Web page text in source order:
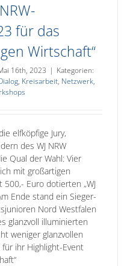
für das
Wirtschaft“
16th, 2023 | Kategorien:
, Kreisarbeit, Netzwerk,
elfköpfige Jury,
des WJ NRW
Qual der Wahl: Vier
mit großartigen
Euro dotierten „WJ
Ende stand ein Sieger-
Nord Westfalen
glanzvoll illuminierten
weniger glanzvollen
ihr Highlight-Event